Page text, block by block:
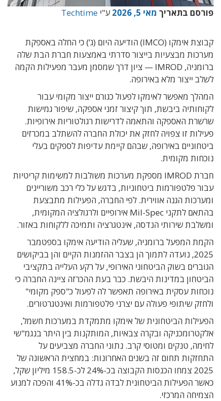
פורסם בתאריך מאי 5, 2026 ע"י Techtime
קבוצת אימקו (IMCO) הודיעה היום (ג’) כי החלה באספקת
מערכות מבצעיות בייצור סדרתי באמצעות חברת הבת שלה
ברומניה, IMROD — ציון דרך שמסמן מעבר מפעילות הקמה
לשלב ייצור מלא באירופה.
המהלך מאפשר לאימקו לפעול כגורם ייצור מקומי עבור
לקוחותיה ביבשת, תוך קיצור זמני אספקה, שיפור גמישות
שרשרת האספקה והתאמה לדרישות רגולטוריות אירופיות.
פעילות זו צפויה לחזק את יכולת החברה להשתלב במכרזים
ביטחוניים באירופה, שבהם קיימת עדיפות לספקים בעלי
נוכחות מקומית.
חברת IMROD מספקת מערכות משולבות למשימות קריטיות
עבור פלטפורמות ביטחוניות, בדגש על כלי רכב משוריינים
ומערכות הגנה אווירית. לפי החברה, הפעילות מתבצעת
בהתאם לתקני Mil-Spec אירופיים ולרגולציה המקומית,
ומשלבת שירותי הנדסה, אינטגרציה ותמיכה ללקוחות באזור.
הקמת המפעל ברומניה, שעליה הודיעה אימקו בספטמבר
2025, נועדה לתמוך הן בצבר ההזמנות הקיים והן בביקושים
הגוברים בשוק הביטחוני האירופי, על רקע העלייה בתקציבי
הביטחון במדינות היבשת. כבר בעת ההכרזה ציינה החברה כי
נוכחות עסקית באירופה תאפשר לה לפעול כ"ספק מקומי"
ולחזק שיתופי פעולה עם יצרני פלטפורמות ואינטגרטורים.
הפעילות הביטחונית של אימקו מתמקדת במערכות חשמל,
אלקטרומכניקה ובקרה צבאיות, המותקנות בין היתר בנגמ"שי
לחימה, טנקים ומטוסי קרב. נתוני החברה מצביעים על
התחזקות תחום זה בשנים האחרונות: במחצית הראשונה של
2025 צמחו הכנסות הקבוצה בכ-24% לכ-158.5 מיליון שקל,
כאשר הפעילות הביטחונית לבדה גדלה בכ-41% והפכה למנוע
הצמיחה המרכזי.